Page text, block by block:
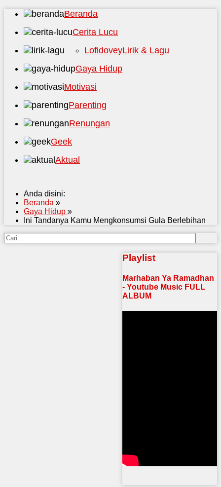
Beranda
Cerita Lucu
Lirik & Lagu
Lofidovey
Gaya Hidup
Motivasi
Parenting
Renungan
Geek
Aktual
Anda disini:
Beranda »
Gaya Hidup »
Ini Tandanya Kamu Mengkonsumsi Gula Berlebihan
Playlist
Marhaban Ya Ramadhan
- Youtube Music FULL
ALBUM